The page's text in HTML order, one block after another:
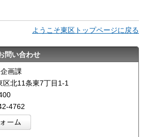
ようこそ東区トップページに戻る
問い合わせ
画課
北11条東7丁目1-1
4762